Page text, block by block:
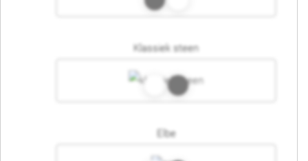
Klassiek steen
Elbe